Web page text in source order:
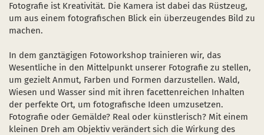
Absterbende Fichten machen Platz für heimische
Der Wolf kehrt zurück
Schulen und Kitas
Barrierefrei unterwegs
Sternenpark
Erlebnisregion Nationalpark Eifel
Start- und Treffpunkte
Kurzfilme
Afrikanische Schweinepest
FAQ
einem neuen Fenster)
sich in einem neuen Fenster)
sich in einem neuen Fenster)
Fotografie ist Kreativität. Die Kamera ist dabei das Rüstzeug,
um aus einem fotografischen Blick ein überzeugendes Bild zu
machen.
In dem ganztägigen Fotoworkshop trainieren wir, das
Wesentliche in den Mittelpunkt unserer Fotografie zu stellen,
um gezielt Anmut, Farben und Formen darzustellen. Wald,
Wiesen und Wasser sind mit ihren facettenreichen Inhalten
der perfekte Ort, um fotografische Ideen umzusetzen.
Fotografie oder Gemälde? Real oder künstlerisch? Mit einem
kleinen Dreh am Objektiv verändert sich die Wirkung des